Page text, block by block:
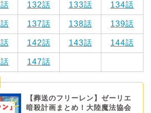
132話 133話 134話
137話 138話 139話
142話 143話 144話
147話
【葬送のフリーレン】ゼーリエ
暗殺計画まとめ！大陸魔法協会